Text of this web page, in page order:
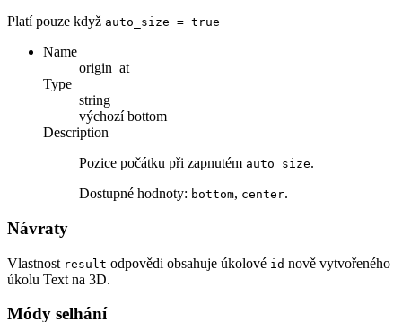
Platí pouze když auto_size = true
Name
origin_at
Type
string
výchozí bottom
Description
Pozice počátku při zapnutém auto_size.
Dostupné hodnoty: bottom, center.
Návraty
Vlastnost result odpovědi obsahuje úkolové id nově vytvořeného
úkolu Text na 3D.
Módy selhání